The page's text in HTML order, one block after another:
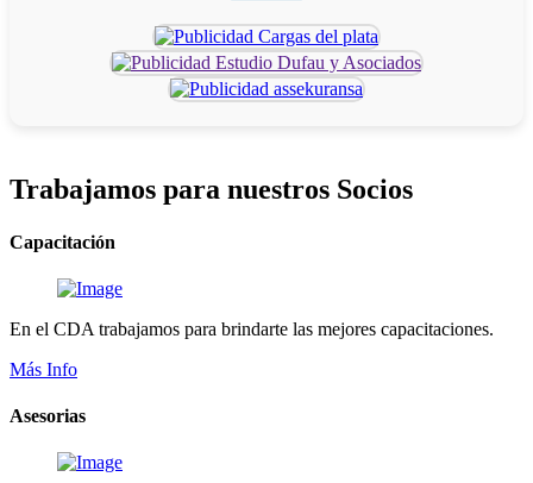
Trabajamos para nuestros Socios
Capacitación
En el CDA trabajamos para brindarte las mejores capacitaciones.
Más Info
Asesorias